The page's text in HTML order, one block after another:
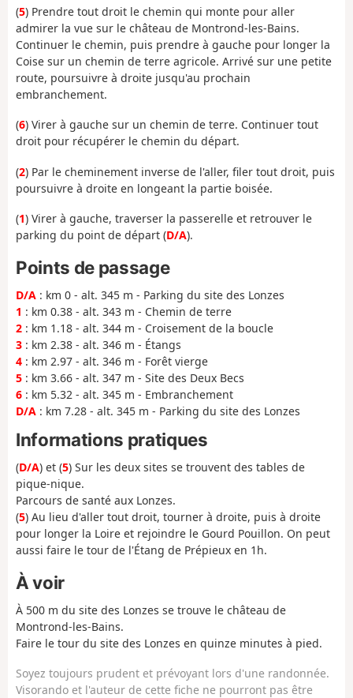
(5) Prendre tout droit le chemin qui monte pour aller
admirer la vue sur le château de Montrond-les-Bains.
Continuer le chemin, puis prendre à gauche pour longer la
Coise sur un chemin de terre agricole. Arrivé sur une petite
route, poursuivre à droite jusqu'au prochain
embranchement.
(6) Virer à gauche sur un chemin de terre. Continuer tout
droit pour récupérer le chemin du départ.
(2) Par le cheminement inverse de l'aller, filer tout droit, puis
poursuivre à droite en longeant la partie boisée.
(1) Virer à gauche, traverser la passerelle et retrouver le
parking du point de départ (D/A).
Points de passage
D/A : km 0 - alt. 345 m - Parking du site des Lonzes
1 : km 0.38 - alt. 343 m - Chemin de terre
2 : km 1.18 - alt. 344 m - Croisement de la boucle
3 : km 2.38 - alt. 346 m - Étangs
4 : km 2.97 - alt. 346 m - Forêt vierge
5 : km 3.66 - alt. 347 m - Site des Deux Becs
6 : km 5.32 - alt. 345 m - Embranchement
D/A : km 7.28 - alt. 345 m - Parking du site des Lonzes
Informations pratiques
(D/A) et (5) Sur les deux sites se trouvent des tables de
pique-nique.
Parcours de santé aux Lonzes.
(5) Au lieu d'aller tout droit, tourner à droite, puis à droite
pour longer la Loire et rejoindre le Gourd Pouillon. On peut
aussi faire le tour de l'Étang de Prépieux en 1h.
À voir
À 500 m du site des Lonzes se trouve le château de
Montrond-les-Bains.
Faire le tour du site des Lonzes en quinze minutes à pied.
Soyez toujours prudent et prévoyant lors d'une randonnée.
Visorando et l'auteur de cette fiche ne pourront pas être